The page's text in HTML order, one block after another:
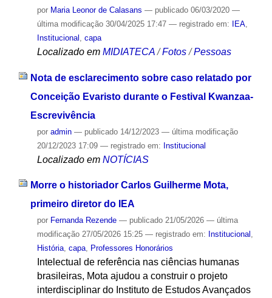
por Maria Leonor de Calasans — publicado06/03/2020 —
última modificação30/04/2025 17:47 — registrado em: IEA,
Institucional , capa
Localizado em MIDIATECA /Fotos /Pessoas
Nota de esclarecimento sobre caso relatado por
Conceição Evaristo durante o Festival Kwanzaa-
Escrevivência
por admin — publicado14/12/2023 — última modificação
20/12/2023 17:09 — registrado em: Institucional
Localizado em NOTÍCIAS
Morre o historiador Carlos Guilherme Mota,
primeiro diretor do IEA
por Fernanda Rezende — publicado21/05/2026 — última
modificação27/05/2026 15:25 — registrado em: Institucional ,
História, capa, Professores Honorários
Intelectual de referência nas ciências humanas
brasileiras, Mota ajudou a construir o projeto
interdisciplinar do Instituto de Estudos Avançados